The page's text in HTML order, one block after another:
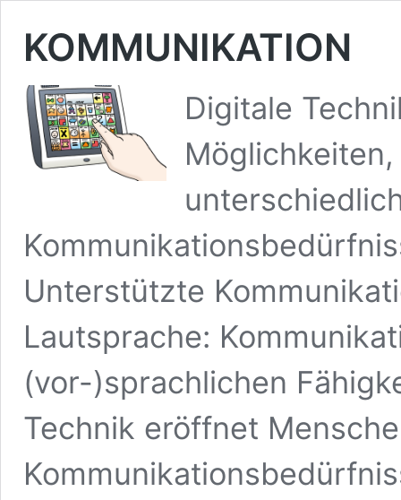
KOMMUNIKATION
Digitale
Unterstützte
Lautsprache:
(vor-)sprachlichen
Technik eröffnet